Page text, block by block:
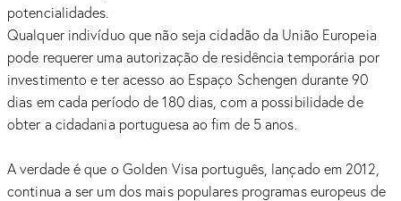
potencialidades.
Qualquer indivíduo que não seja cidadão da União Europeia
pode requerer uma autorização de residência temporária por
investimento e ter acesso ao Espaço Schengen durante 90
dias em cada período de 180 dias, com a possibilidade de
obter a cidadania portuguesa ao fim de 5 anos.
A verdade é que o Golden Visa português, lançado em 2012,
continua a ser um dos mais populares programas europeus de